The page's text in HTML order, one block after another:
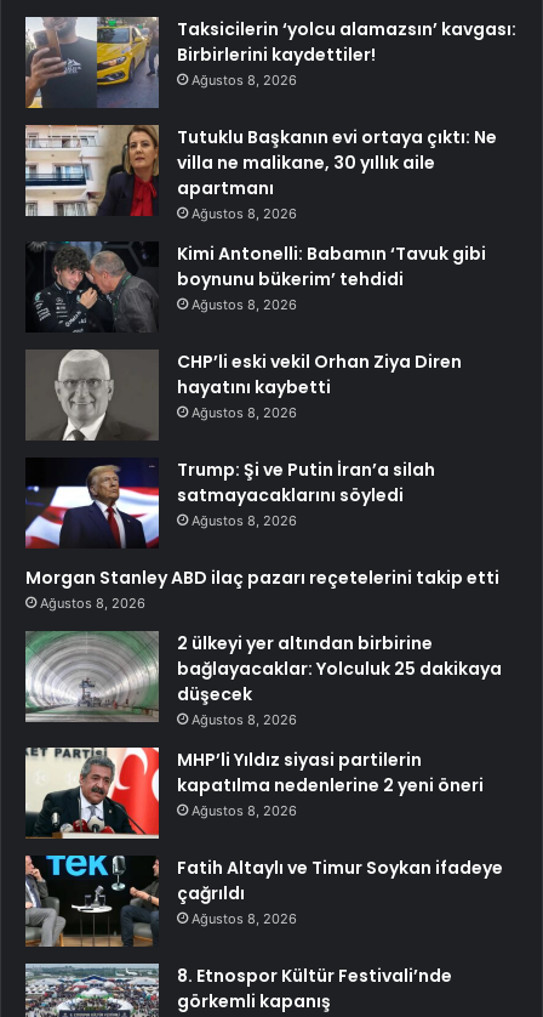
Taksicilerin ‘yolcu alamazsın’ kavgası:
Birbirlerini kaydettiler!
Ağustos 8, 2026
Tutuklu Başkanın evi ortaya çıktı: Ne
villa ne malikane, 30 yıllık aile
apartmanı
Ağustos 8, 2026
Kimi Antonelli: Babamın ‘Tavuk gibi
boynunu bükerim’ tehdidi
Ağustos 8, 2026
CHP’li eski vekil Orhan Ziya Diren
hayatını kaybetti
Ağustos 8, 2026
Trump: Şi ve Putin İran’a silah
satmayacaklarını söyledi
Ağustos 8, 2026
Morgan Stanley ABD ilaç pazarı reçetelerini takip etti
Ağustos 8, 2026
2 ülkeyi yer altından birbirine
bağlayacaklar: Yolculuk 25 dakikaya
düşecek
Ağustos 8, 2026
MHP’li Yıldız siyasi partilerin
kapatılma nedenlerine 2 yeni öneri
Ağustos 8, 2026
Fatih Altaylı ve Timur Soykan ifadeye
çağrıldı
Ağustos 8, 2026
8. Etnospor Kültür Festivali’nde
görkemli kapanış